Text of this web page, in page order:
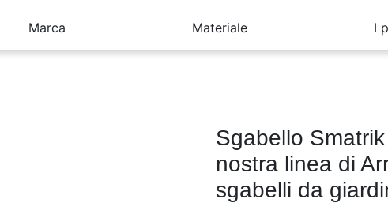
Marca Materiale I
Sgabello
nostra linea di
sgabelli da